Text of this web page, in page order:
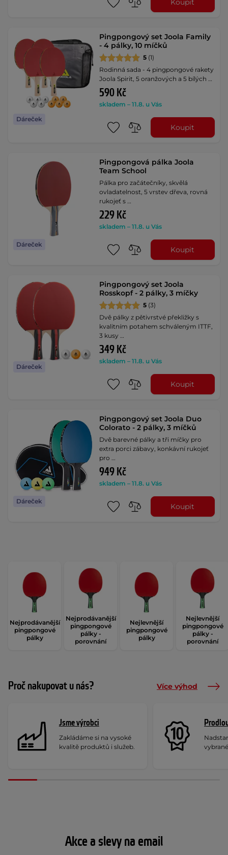
Dáreček
Pingpongový set Joola Family
- 4 pálky, 10 míčků
5 (1)
Rodinná sada - 4 pingpongové rakety
Joola Spirit, 5 oranžových a 5 bílých …
590 Kč
skladem – 11.8. u Vás
Koupit
Dáreček
Pingpongová pálka Joola
Team School
Pálka pro začátečníky, skvělá
ovladatelnost, 5 vrstev dřeva, rovná
rukojeť s …
229 Kč
skladem – 11.8. u Vás
Koupit
Dáreček
Pingpongový set Joola
Rosskopf - 2 pálky, 3 míčky
5 (3)
Dvě pálky z pětivrstvé překližky s
kvalitním potahem schváleným ITTF,
3 kusy …
349 Kč
skladem – 11.8. u Vás
Koupit
Dáreček
Pingpongový set Joola Duo
Colorato - 2 pálky, 3 míčků
Dvě barevné pálky a tři míčky pro
extra porci zábavy, konkávní rukojeť
pro …
949 Kč
skladem – 11.8. u Vás
Koupit
Nejprodávanější
pingpongové
pálky
Nejprodávanější
pingpongové
pálky -
porovnání
Nejlevnější
pingpongové
pálky
Nejlevnější
pingpongové
pálky -
porovnání
Proč nakupovat u nás? Více výhod
Jsme výrobci
Zakládáme si na vysoké
kvalitě produktů i služeb.
Akce a slevy na email